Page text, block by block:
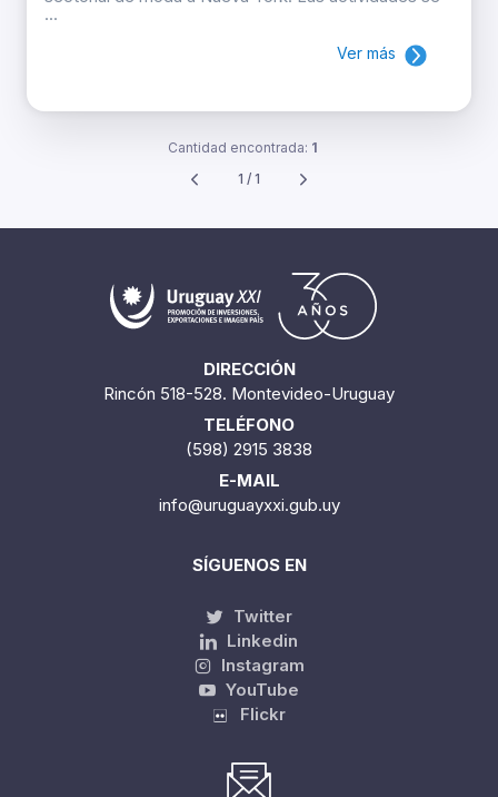
...
Ver más
Cantidad encontrada: 1
1 / 1
DIRECCIÓN
Rincón 518-528. Montevideo-Uruguay
TELÉFONO
(598) 2915 3838
E-MAIL
info@uruguayxxi.gub.uy
SÍGUENOS EN
Twitter
Linkedin
Instagram
YouTube
Flickr